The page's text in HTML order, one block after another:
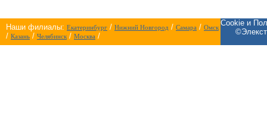
Наши филиалы: Екатеринбург / Нижний Новгород / Самара / Омск
/ Казань / Челябинск/ Москва /
Cookie и